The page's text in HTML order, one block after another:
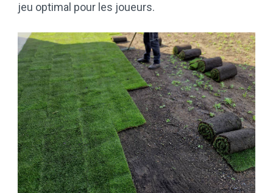
jeu optimal pour les joueurs.